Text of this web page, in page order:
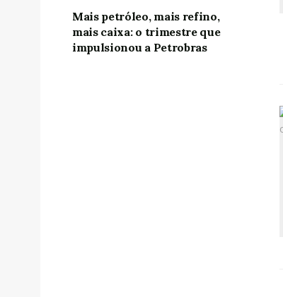
Mais petróleo, mais refino,
mais caixa: o trimestre que
impulsionou a Petrobras